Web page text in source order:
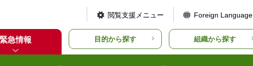
閲覧支援メニュー Foreign Language
緊急情報 目的から探す 組織から探す